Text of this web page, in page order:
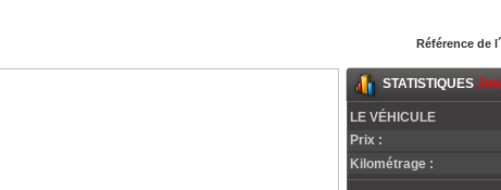
Référence de
STATISTIQUES
LE VÉHICULE
Prix :
Kilométrage :